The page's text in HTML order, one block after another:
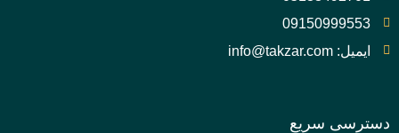
09150999553
ایمیل: info@takzar.com
دسترسی سریع